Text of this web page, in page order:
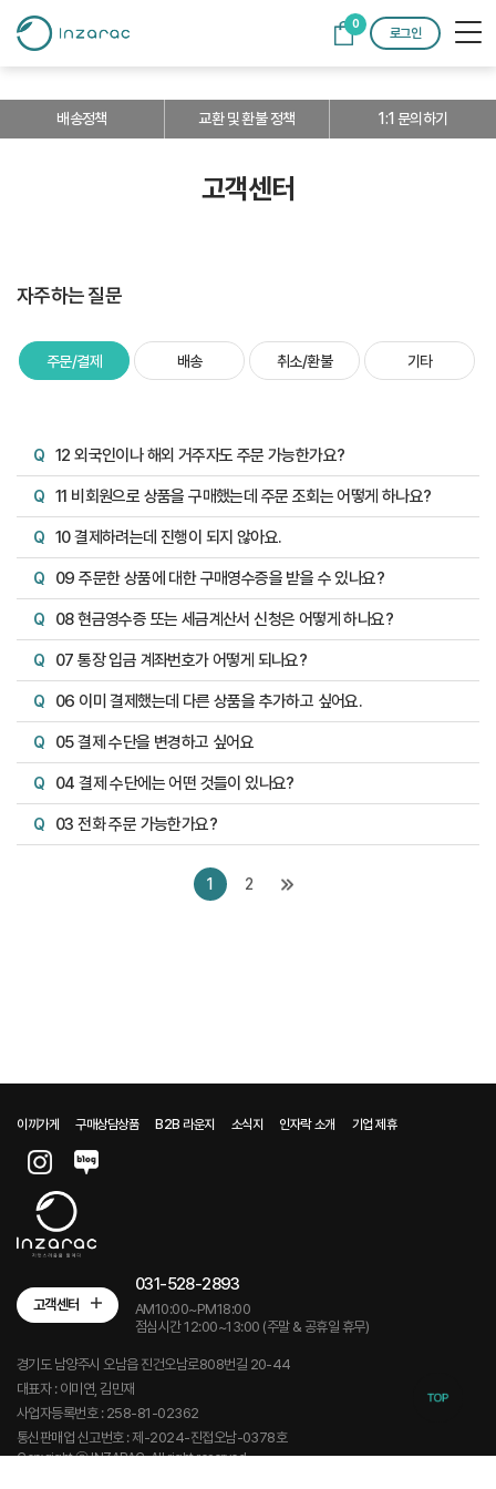
0
로그인
배송정책 교환 및 환불 정책 1:1 문의하기
고객센터
자주하는 질문
주문/결제 배송 취소/환불 기타
Q 12 외국인이나 해외 거주자도 주문 가능한가요?
Q 11 비회원으로 상품을 구매했는데 주문 조회는 어떻게 하나요?
Q 10 결제하려는데 진행이 되지 않아요.
Q 09 주문한 상품에 대한 구매영수증을 받을 수 있나요?
Q 08 현금영수증 또는 세금계산서 신청은 어떻게 하나요?
Q 07 통장 입금 계좌번호가 어떻게 되나요?
Q 06 이미 결제했는데 다른 상품을 추가하고 싶어요.
Q 05 결제 수단을 변경하고 싶어요
Q 04 결제 수단에는 어떤 것들이 있나요?
Q 03 전화 주문 가능한가요?
1 2
이끼가게 구매상담상품 B2B 라운지 소식지 인자락 소개 기업 제휴
고객센터
031-528-2893
AM10:00~PM18:00
점심시간 12:00~13:00 (주말 & 공휴일 휴무)
경기도 남양주시 오남읍 진건오남로808번길 20-44
대표자 : 이미연, 김민재
사업자등록번호 : 258-81-02362
통신판매업 신고번호 : 제-2024-진접오남-0378호
Copyright ⓒ INZARAC. All right reserved.